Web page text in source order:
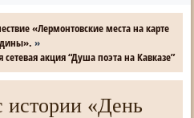
«Лермонтовские места на карте
»
акция “Душа поэта на Кавказе”
истории «День